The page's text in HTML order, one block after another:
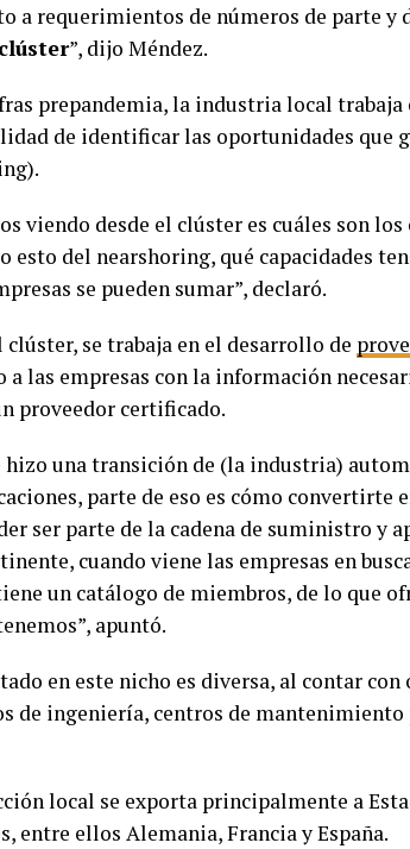
a requerimientos de números de parte y
”, dijo Méndez.
prepandemia, la industria local trabaja
de identificar las oportunidades que
viendo desde el clúster es cuáles son
esto del nearshoring, qué capacidades
se pueden sumar”, declaró.
se trabaja en el desarrollo de
a las empresas con la información
proveedor certificado.
hizo una transición de (la industria)
parte de eso es cómo convertirte
ser parte de la cadena de suministro y
cuando viene las empresas en
un catálogo de miembros, de lo que
apuntó.
en este nicho es diversa, al contar con
de ingeniería, centros de mantenimiento
local se exporta principalmente a
entre ellos Alemania, Francia y España.